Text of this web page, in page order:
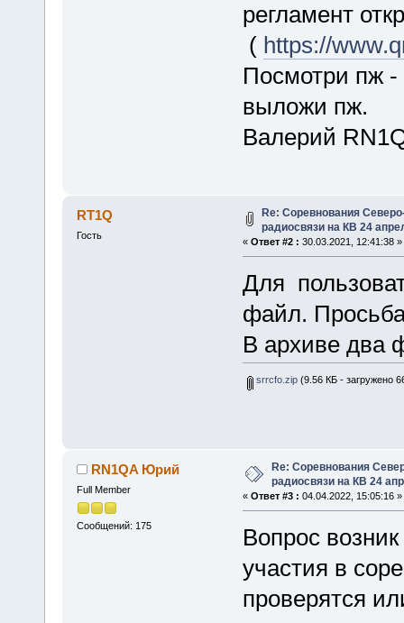
регламент
( https://
Посмотри пж
выложи пж.
Валерий
RT1Q
Гость
Re: Соревнования
радиосвязи на КВ 24
« Ответ #2 : 30.03.2021, 12:41:38 »
Для
файл.
В архиве два
srrcfo.zip(9.56 КБ - загружено
RN1QA Юрий
Full Member
Сообщений: 175
Re: Соревнования
радиосвязи на КВ 24
« Ответ #3 : 04.04.2022, 15:05:16 »
Вопрос
участия в
проверятся